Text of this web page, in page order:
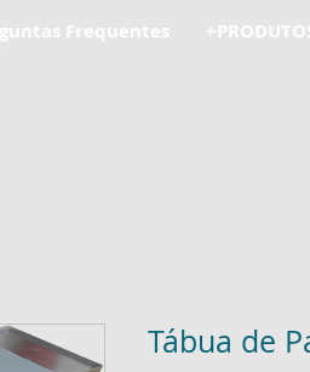
Frequentes
Tábua de